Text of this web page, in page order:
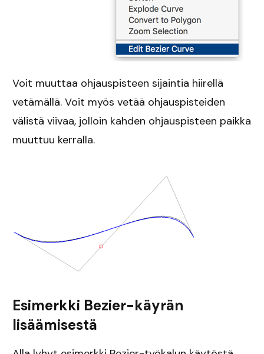
Voit muuttaa ohjauspisteen sijaintia hiirellä
vetämällä. Voit myös vetää ohjauspisteiden
välistä viivaa, jolloin kahden ohjauspisteen paikka
muuttuu kerralla.
Esimerkki Bezier-käyrän
lisäämisestä